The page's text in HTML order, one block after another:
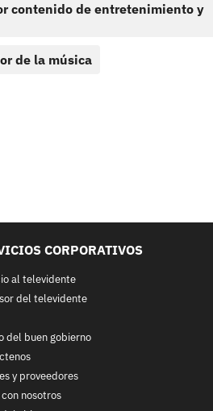
contenido de entretenimiento y
de la música
CORPORATIVOS
al televidente
del televidente
del buen gobierno
y proveedores
nosotros